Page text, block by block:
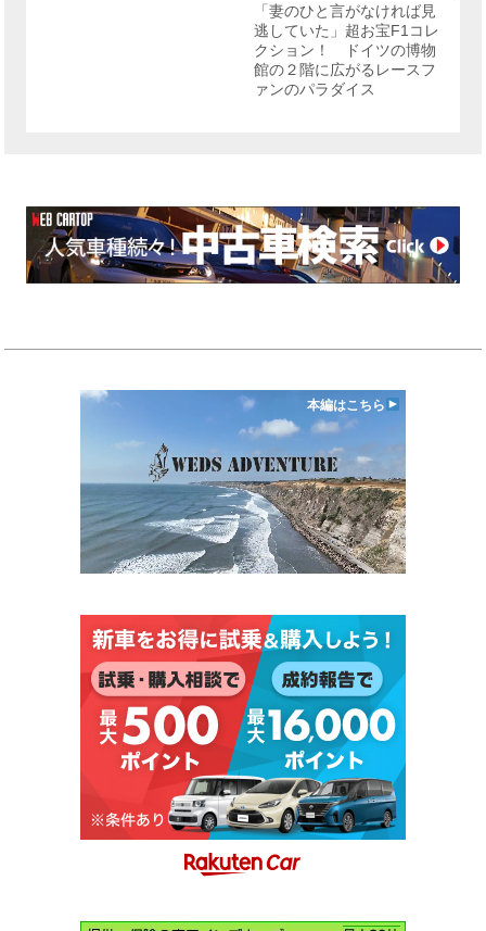
「妻のひと言がなければ見
逃していた」超お宝F1コレ
クション！ ドイツの博物
館の２階に広がるレースフ
ァンのパラダイス
本編はこちら